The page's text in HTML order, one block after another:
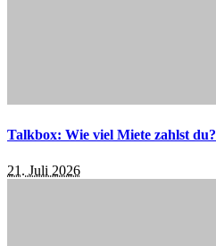
Talkbox: Wie viel Miete zahlst du?
21. Juli 2026